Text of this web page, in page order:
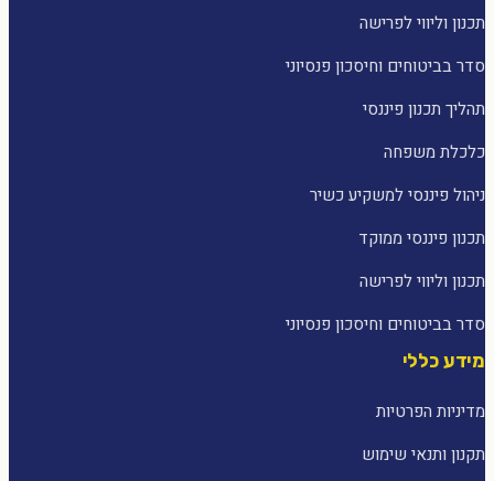
תכנון וליווי לפרישה
סדר בביטוחים וחיסכון פנסיוני
תהליך תכנון פיננסי
כלכלת משפחה
ניהול פיננסי למשקיע כשיר
תכנון פיננסי ממוקד
תכנון וליווי לפרישה
סדר בביטוחים וחיסכון פנסיוני
מידע כללי
מדיניות הפרטיות
תקנון ותנאי שימוש